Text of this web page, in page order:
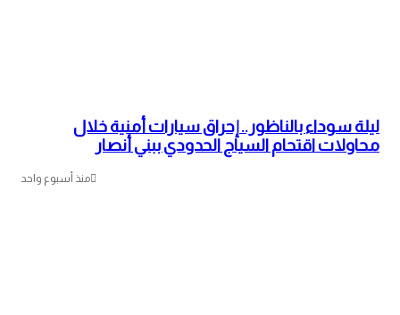
ليلة سوداء بالناظور.. إحراق سيارات أمنية خلال
محاولات اقتحام السياج الحدودي ببني أنصار
منذ أسبوع واحد